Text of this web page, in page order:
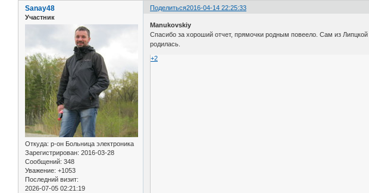
Поделиться2016-04-14 22:25:33
Sanay48
Участник
Откуда: р-он Больница электроника
Зарегистрирован: 2016-03-28
Сообщений: 348
Уважение: +1053
Последний визит:
2026-07-05 02:21:19
Manukovskiy
Спасибо за хороший отчет, прямочки родным повеело. Сам из
родилась.
+2